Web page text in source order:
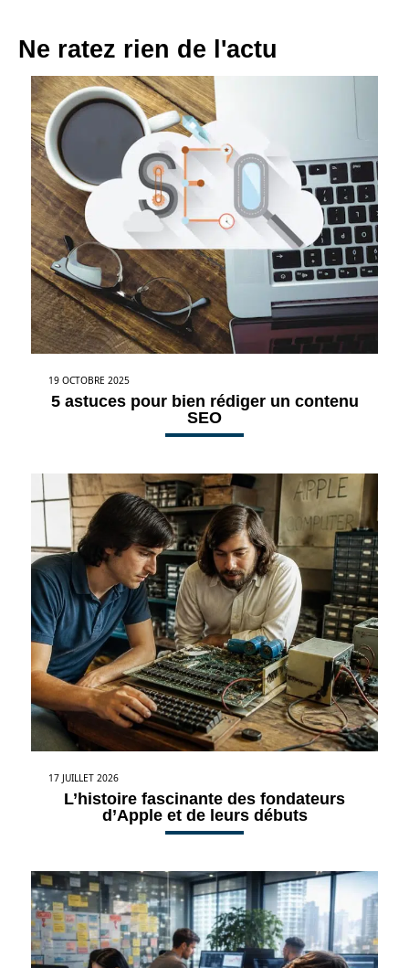
Ne ratez rien de l'actu
19 OCTOBRE 2025
5 astuces pour bien rédiger un contenu
SEO
17 JUILLET 2026
L’histoire fascinante des fondateurs
d’Apple et de leurs débuts